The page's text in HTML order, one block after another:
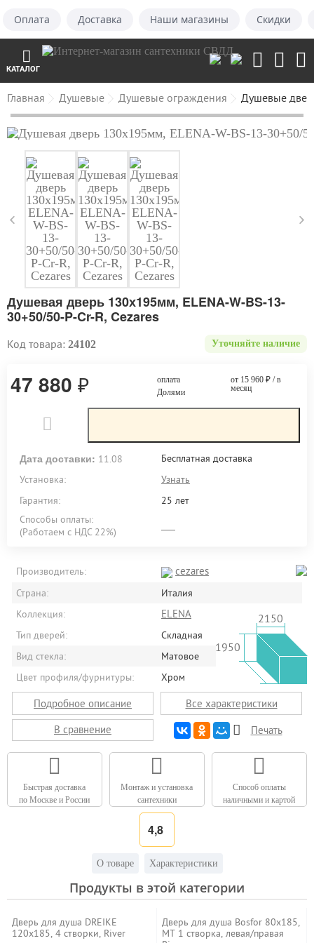
Оплата Доставка Наши магазины Скидки
КАТАЛОГ
Главная Душевые Душевые ограждения Душевые
Душевая дверь 130х195мм, ELENA-W-BS-13-
30+50/50-P-Cr-R, Cezares
Код товара: 24102 Уточняйте наличие
47 880 ₽
оплата
Долями
от 15 960 ₽/ в
месяц
Дата доставки: 11.08
Бесплатная доставка
Установка:
Узнать
Гарантия:
25 лет
Способы оплаты:
(Работаем с НДС 22%)
Производитель: cezares
Страна:
Италия
Коллекция:
ELENA
Тип дверей:
Складная
Вид стекла:
Матовое
Цвет профиля/фурнитуры:
Хром
1950
2150
Подробное описание
Все характеристики
В сравнение
Печать
Быстрая доставка
по Москве и России
Монтаж и установка
сантехники
Способ оплаты
наличными и картой
4,8
О товаре Характеристики
Продукты в этой категории
Дверь для душа DREIKE
120x185, 4 створки, River
Дверь для душа Bosfor 80x185,
MT 1 створка, левая/правая